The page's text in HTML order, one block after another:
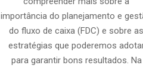
importância do planejamento e
do fluxo de caixa (FDC) e sobre as
estratégias que poderemos
para garantir bons resultados. Na